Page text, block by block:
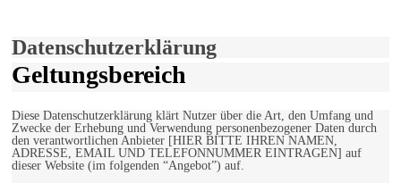
Datenschutzerklärung
Geltungsbereich
Diese Datenschutzerklärung klärt Nutzer über die Art, den Umfang und
Zwecke der Erhebung und Verwendung personenbezogener Daten durch
den verantwortlichen Anbieter [HIER BITTE IHREN NAMEN,
ADRESSE, EMAIL UND TELEFONNUMMER EINTRAGEN] auf
dieser Website (im folgenden “Angebot”) auf.